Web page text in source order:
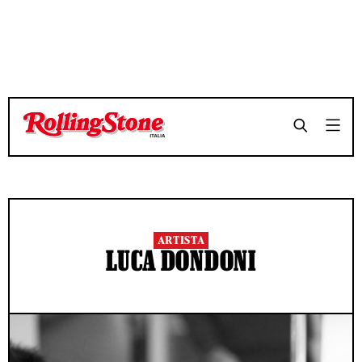
ARTISTA
LUCA DONDONI